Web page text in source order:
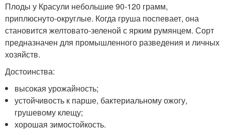
Плоды у Красули небольшие 90-120 грамм,
приплюснуто-округлые. Когда груша поспевает, она
становится желтовато-зеленой с ярким румянцем. Сорт
предназначен для промышленного разведения и личных
хозяйств.
Достоинства:
высокая урожайность;
устойчивость к парше, бактериальному ожогу,
грушевому клещу;
хорошая зимостойкость.